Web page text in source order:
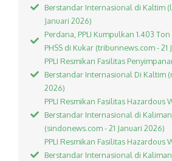
Berstandar Internasional di Kaltim
Januari 2026)
Perdana, PPLI Kumpulkan 1.403
PHSS di Kukar (tribunnews.com - 21
PPLI Resmikan Fasilitas
Berstandar Internasional Di Kaltim
2026)
PPLI Resmikan Fasilitas Hazardous
Berstandar Internasional di
(sindonews.com - 21 Januari 2026)
PPLI Resmikan Fasilitas Hazardous
Berstandar Internasional di